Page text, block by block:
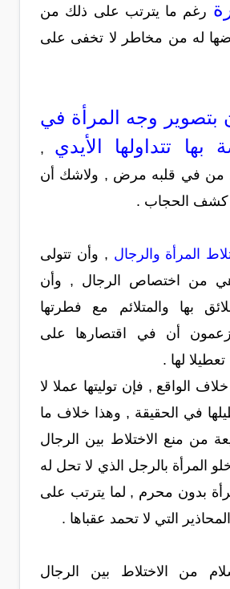
رغم ما يترتب على ذلك من
له من مخاطر لا تخفى على
بتصوير وجه المرأة في
بها تتداولها الأيدي ,
من في قلبه مرض , ولاشك أن
كشف الحجاب .
, وأن تتولى
هي من اختصاص الرجال , وأن
بها والمتلائم مع فطرتها
أن في اقتصارها على
تعطيلا لها .
الواقع , فإن توليتها عملا لا
في الحقيقة , وهذا خلاف ما
من منع الاختلاط بين الرجال
المرأة بالرجل الذي لا تحل له
بدون محرم , لما يترتب على
التي لا تحمد عقباها .
من الاختلاط بين الرجال